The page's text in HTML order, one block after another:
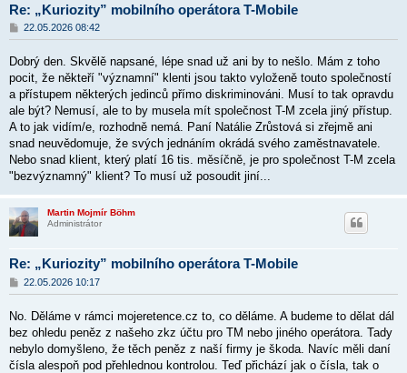
Re: „Kuriozity” mobilního operátora T-Mobile
P
ř
s
p
v
e
k
22.05.2026 08:42
Dobrý den. Skvělě napsané, lépe snad už ani by to nešlo. Mám z toho
pocit, že někteří "významní" klenti jsou takto vyloženě touto společností
a přístupem některých jedinců přímo diskriminováni. Musí to tak opravdu
ale být? Nemusí, ale to by musela mít společnost T-M zcela jiný přístup.
A to jak vidím/e, rozhodně nemá. Paní Natálie Zrůstová si zřejmě ani
snad neuvědomuje, že svých jednáním okrádá svého zaměstnavatele.
Nebo snad klient, který platí 16 tis. měsíčně, je pro společnost T-M zcela
"bezvýznamný" klient? To musí už posoudit jiní...
Martin Mojmír Böhm
Administrátor
Re: „Kuriozity” mobilního operátora T-Mobile
P
ř
s
p
ě
v
e
22.05.2026 10:17
No. Děláme v rámci mojeretence.cz to, co děláme. A budeme to dělat dál
bez ohledu peněz z našeho zkz účtu pro TM nebo jiného operátora. Tady
nebylo domyšleno, že těch peněz z naší firmy je škoda. Navíc měli daní
čísla alespoň pod přehlednou kontrolou. Teď přichází jak o čísla, tak o